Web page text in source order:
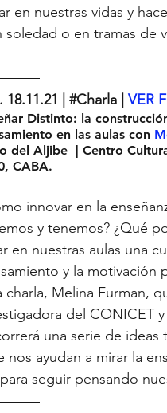
nuestras vidas y
o en tramas de
18.11.21 | #Charla | VER
Distinto: la
en las aulas con
del Aljibe  | Centro
CABA.
innovar en la
y tenemos? ¿Qué
en nuestras aulas una
y la motivación
charla, Melina Furman,
del CONICET
una serie de ideas
ayudan a mirar la
seguir pensando